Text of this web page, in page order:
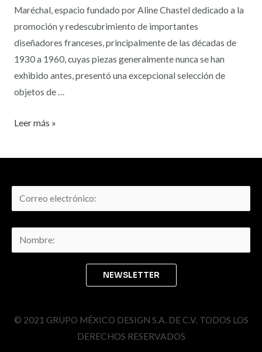
Maréchal, espacio fundado por Aline Chastel dedicado a la
promoción y redescubrimiento de importantes
diseñadores franceses, principalmente de las décadas de
1930 a 1960, cuyas piezas generalmente nunca se han
exhibido antes, presentó una excepcional selección de
objetos de …
Leer más »
© 2021 GRUPO MÉXICO DESIGN S.A. DE C.V. TODOS LOS
DERECHOS RESERVADOS